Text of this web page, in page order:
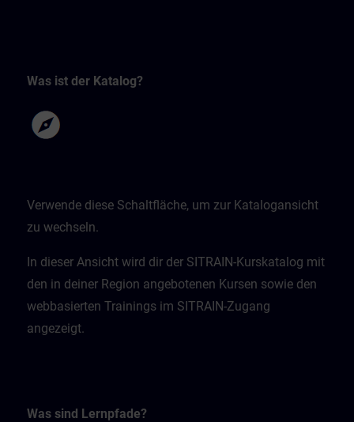
Was ist der Katalog?
Verwende diese Schaltfläche, um zur Katalogansicht
zu wechseln.
In dieser Ansicht wird dir der SITRAIN-Kurskatalog mit
den in deiner Region angebotenen Kursen sowie den
webbasierten Trainings im SITRAIN-Zugang
angezeigt.
Was sind Lernpfade?